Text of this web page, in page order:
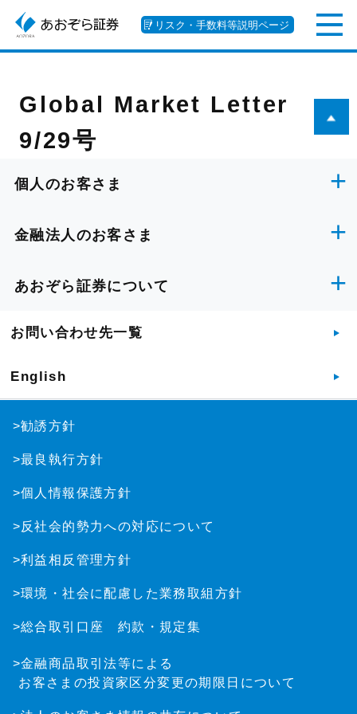
リスク・手数料等説明ページ
Global Market Letter
9/29号
個人のお客さま
金融法人のお客さま
あおぞら証券について
お問い合わせ先一覧
English
>勧誘方針
>最良執行方針
>個人情報保護方針
>反社会的勢力への対応について
>利益相反管理方針
>環境・社会に配慮した業務取組方針
>総合取引口座 約款・規定集
>金融商品取引法等による
お客さまの投資家区分変更の期限日について